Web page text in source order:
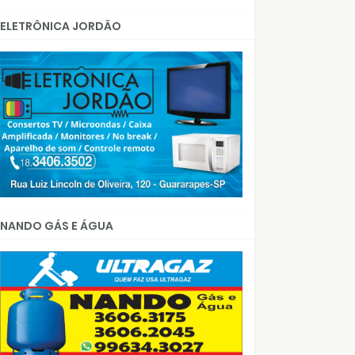
ELETRÔNICA JORDÃO
NANDO GÁS E ÁGUA